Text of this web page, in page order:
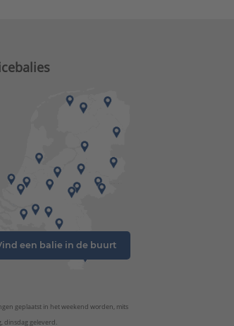
een balie in de buurt
geplaatst in het weekend worden, mits
dinsdag geleverd.